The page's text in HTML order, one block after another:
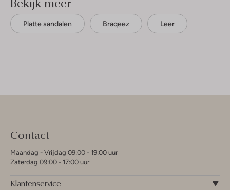
Platte sandalen Braqeez Leer
Contact
Maandag - Vrijdag 09:00 - 19:00 uur
Zaterdag 09:00 - 17:00 uur
Klantenservice